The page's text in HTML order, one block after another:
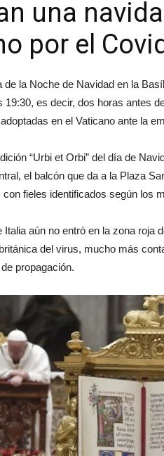
una
por el
de la Noche de Navidad en la
19:30, es decir, dos horas antes
en el Vaticano ante la
“Urbi et Orbi” del día de
el balcón que da a la Plaza
fieles identificados según los
Italia aún no entró en la zona
del virus, mucho más
propagación.